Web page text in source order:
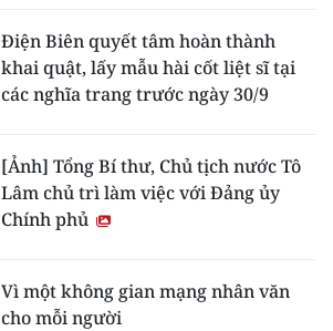
Điện Biên quyết tâm hoàn thành
khai quật, lấy mẫu hài cốt liệt sĩ tại
các nghĩa trang trước ngày 30/9
[Ảnh] Tổng Bí thư, Chủ tịch nước Tô
Lâm chủ trì làm việc với Đảng ủy
Chính phủ
Vì một không gian mạng nhân văn
cho mỗi người